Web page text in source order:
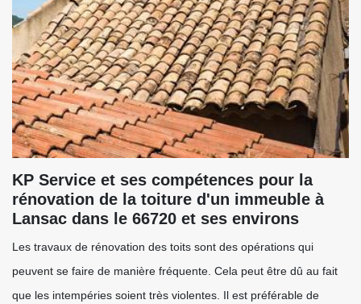
KP Service et ses compétences pour la
rénovation de la toiture d'un immeuble à
Lansac dans le 66720 et ses environs
Les travaux de rénovation des toits sont des opérations qui
peuvent se faire de manière fréquente. Cela peut être dû au fait
que les intempéries soient très violentes. Il est préférable de